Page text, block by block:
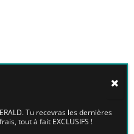
Tu recevras les dernières
tout à fait EXCLUSIFS !